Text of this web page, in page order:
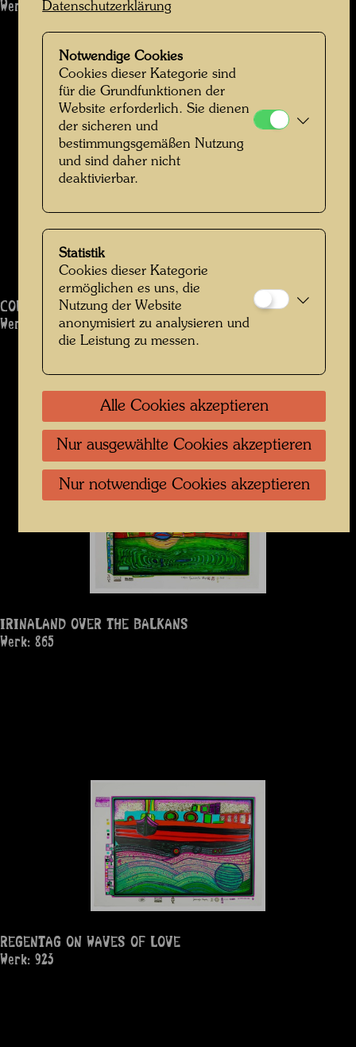
Werk: 863
COLUMBUS RAINY DAY IN INDIA
Werk: 864
IRINALAND OVER THE BALKANS
Werk: 865
REGENTAG ON WAVES OF LOVE
Werk: 923
Datenschutzerklärung
Notwendige Cookies
Cookies dieser Kategorie sind
für die Grundfunktionen der
Website erforderlich. Sie dienen
der sicheren und
bestimmungsgemäßen Nutzung
und sind daher nicht
deaktivierbar.
Statistik
Cookies dieser Kategorie
ermöglichen es uns, die
Nutzung der Website
anonymisiert zu analysieren und
die Leistung zu messen.
Alle Cookies akzeptieren
Nur ausgewählte Cookies akzeptieren
Nur notwendige Cookies akzeptieren